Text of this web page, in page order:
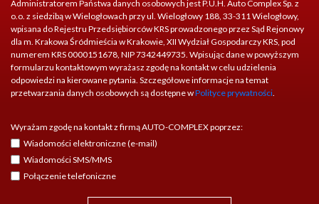
Administratorem Państwa danych osobowych jest P.U.H. Auto Complex Sp. z
o.o. z siedzibą w Wielogłowach przy ul. Wielogłowy 188, 33-311 Wielogłowy,
wpisana do Rejestru Przedsiębiorców KRS prowadzonego przez Sąd Rejonowy
dla m. Krakowa Śródmieścia w Krakowie, XII Wydział Gospodarczy KRS, pod
numerem KRS 0000151678, NIP 7342449735. Wpisując dane w powyższym
formularzu kontaktowym wyrażasz zgodę na kontakt w celu udzielenia
odpowiedzi na kierowane pytania. Szczegółowe informacje na temat
przetwarzania danych osobowych są dostępne wPolityce prywatności
Wyrażam zgodę na kontakt z firmą AUTO-COMPLEX poprzez:
Wiadomości elektroniczne (e-mail)
Wiadomości SMS/MMS
Połączenie telefoniczne